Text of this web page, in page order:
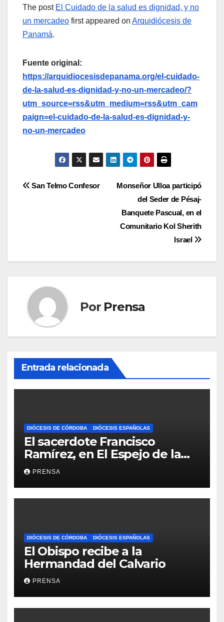
The post El Cuidado de la salud es dignidad, y no
un mercadeo first appeared on Arquidiócesis de
Panamá.
Fuente original:
https://arquidiocesisdepanama.org/el-cuidado-
de-la-salud-es-dignidad-y-no-un-mercadeo/?
utm_source=rss&utm_medium=rss&utm_cam
paign=el-cuidado-de-la-salud-es-dignidad-y-
no-un-mercadeo
Navegación
Monseñor Ulloa participó
del Seder de Pésaj-
Banquete Pascual, en el
Comunitario Kol Sherith
Israel
San Telmo Confesor
Por Prensa
Entrada relacionada
DIÓCESIS DE CÓRDOBA DIÓCESIS ESPAÑOLAS
El sacerdote Francisco
Ramírez, en El Espejo de la
Iglesia
PRENSA
DIÓCESIS DE CÓRDOBA DIÓCESIS ESPAÑOLAS
El Obispo recibe a la
Hermandad del Calvario
PRENSA